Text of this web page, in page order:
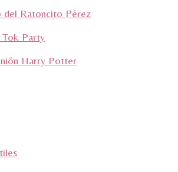
del Ratoncito Pérez
Tok Party
Harry Potter